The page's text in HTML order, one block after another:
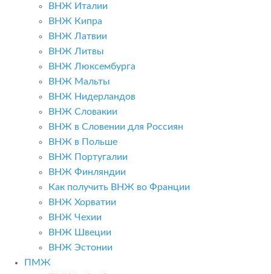
ВНЖ Италии
ВНЖ Кипра
ВНЖ Латвии
ВНЖ Литвы
ВНЖ Люксембурга
ВНЖ Мальты
ВНЖ Нидерландов
ВНЖ Словакии
ВНЖ в Словении для Россиян
ВНЖ в Польше
ВНЖ Португалии
ВНЖ Финляндии
Как получить ВНЖ во Франции
ВНЖ Хорватии
ВНЖ Чехии
ВНЖ Швеции
ВНЖ Эстонии
ПМЖ